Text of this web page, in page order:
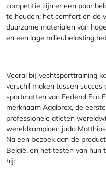
competitie zijn er een paar
te houden: het comfort en de
duurzame materialen van
en een lage milieubelasting
Vooral bij vechtsporttraining
verschil maken tussen succes
sportmatten van Federal Eco
merknaam Agglorex, de
professionele atleten
wereldkampioen judo
Na een bezoek aan de
België, en het testen van hun
hij: